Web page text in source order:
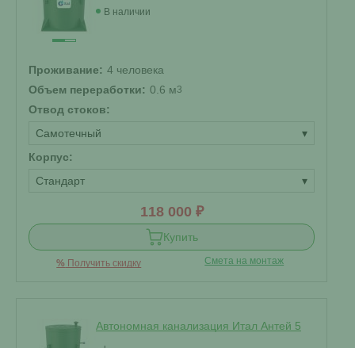
В наличии
Проживание: 4 человека
Объем переработки: 0.6 м3
Отвод стоков:
Самотечный
▾
Корпус:
Стандарт
▾
118 000 ₽
Купить
% Получить скидку Смета на монтаж
Автономная канализация Итал Антей 5